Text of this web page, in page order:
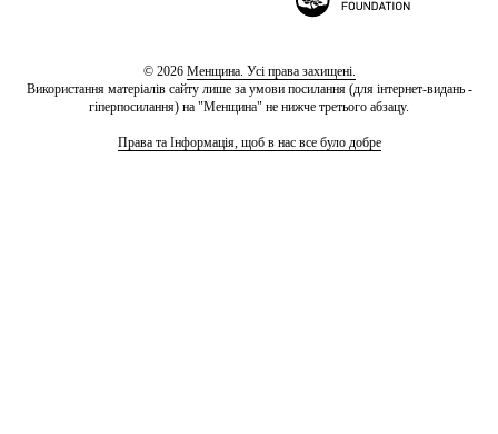
© 2026 Менщина. Усі права захищені.
Використання матеріалів сайту лише за умови посилання (для інтернет-видань -
гіперпосилання) на "Менщина" не нижче третього абзацу.
Права та Інформація, щоб в нас все було добре